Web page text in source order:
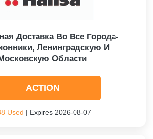
Доставка Во Все Города-
Ленинградскую И
Области
ACTION
Used | Expires 2026-08-07